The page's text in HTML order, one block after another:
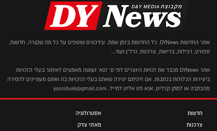
אתר החדשות DYNews. כל החדשות בזמן אמת. עידכונים שוטפים על כל מה שקורה. חדשות,
ספורט, רכילות, בריאות, צרכנות, נדל"ן ועוד...
אתר DYNews מכבד את זכויות היוצרים לפי ס' 27א' ועושה מאמצים לאיתור בעלי הזכויות
ביצירות הכלולות בכתבות. אם זיהיתם יצירה שאתם בעלי הזכויות בה ואתם מעוניינים להסירה
מהכתבה או למתן קרדיט, אנא פנו אלינו למייל: yossiduek@gmail.com
חדשות
צרכנות
אסטרולוגיה
מאזני צדק